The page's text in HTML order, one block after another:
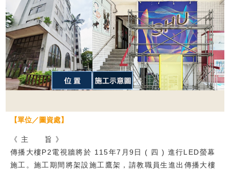
教職員
校友
媒體
【單位／圖資處】
《 主 旨 》
傳播大樓P2電視牆將於 115年7月9日 ( 四 ) 進行LED螢幕
施工。施工期間將架設施工鷹架，請教職員生進出傳播大樓